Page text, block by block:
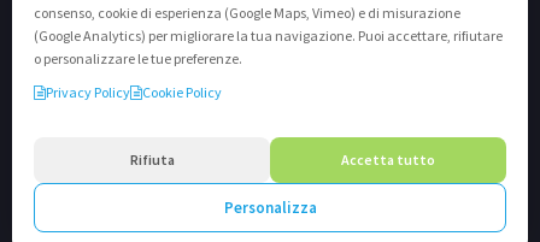
consenso, cookie di esperienza (Google Maps, Vimeo) e di misurazione
(Google Analytics) per migliorare la tua navigazione. Puoi accettare, rifiutare
o personalizzare le tue preferenze.
Privacy Policy
Cookie Policy
Personalizza
Rifiuta Accetta tutto
Darfo Boario Terme (Bs) P.IVA e C.F. 02539810982 - REA / CCIAA (Bs) n. 458309
cap. soc. €894.900,00 i.v.
Crea.one